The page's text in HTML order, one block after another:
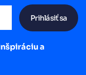
Prihlásiť sa
a